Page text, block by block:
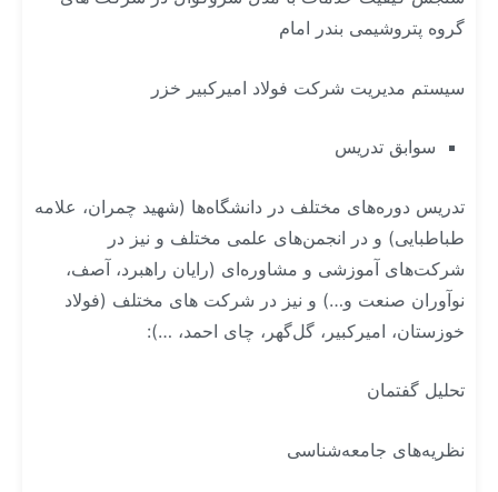
گروه پتروشیمی بندر امام
سیستم مدیریت شرکت فولاد امیرکبیر خزر
سوابق تدریس
تدریس دوره‌های مختلف در دانشگاه‌ها (شهید چمران، علامه
طباطبایی) و در انجمن‌های علمی مختلف و نیز در
شرکت‌های آموزشی و مشاوره‌ای (رایان راهبرد، آصف،
نوآوران صنعت و…) و نیز در شرکت های مختلف (فولاد
خوزستان، امیرکبیر، گل‌گهر، چای احمد، …):
تحلیل گفتمان
نظریه‌های جامعه‌شناسی